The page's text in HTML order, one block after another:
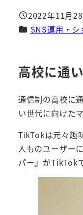
投稿日
2022年11月
カテゴリー
SNS運用・シ
高校に通
通信制の高校に
い世代に向けた
TikTokは元々趣
人ものユーザー
パー』がTikTok